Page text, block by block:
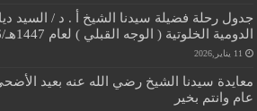
جدول رحلة فضيلة سيدنا الشيخ أ . د / السيد
الدومية الخلوتية ( الوجه القبلي ) لعام 1447هـ/2026 م
11 يناير,2026
عام وانتم بخير